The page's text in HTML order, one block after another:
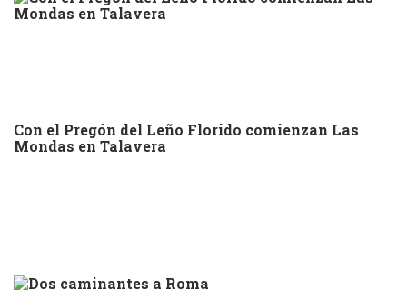
Con el Pregón del Leño Florido comienzan Las
Mondas en Talavera